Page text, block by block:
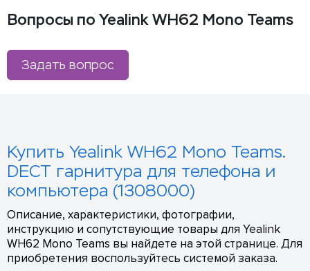
Вопросы по Yealink WH62 Mono Teams
Задать вопрос
Купить Yealink WH62 Mono Teams.
DECT гарнитура для телефона и
компьютера (1308000)
Описание, характеристики, фотографии,
инструкцию и сопутствующие товары для Yealink
WH62 Mono Teams вы найдете на этой странице. Для
приобретения воспользуйтесь системой заказа.